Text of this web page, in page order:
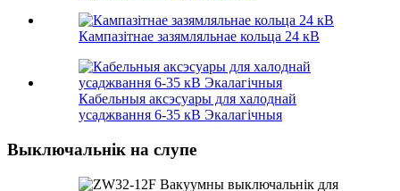
Кампазітнае зазямляльнае кольца 24 кВ
Кабельныя аксэсуары для халоднай
усаджвання 6-35 кВ Экалагічныя
Выключальнік на слупе